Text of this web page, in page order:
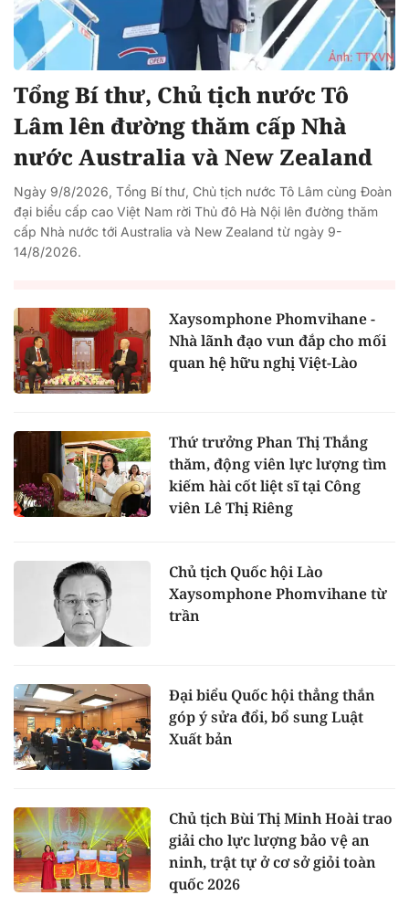
Tổng Bí thư, Chủ tịch nước Tô
Lâm lên đường thăm cấp Nhà
nước Australia và New Zealand
Ngày 9/8/2026, Tổng Bí thư, Chủ tịch nước Tô Lâm cùng Đoàn
đại biểu cấp cao Việt Nam rời Thủ đô Hà Nội lên đường thăm
cấp Nhà nước tới Australia và New Zealand từ ngày 9-
14/8/2026.
Xaysomphone Phomvihane -
Nhà lãnh đạo vun đắp cho mối
quan hệ hữu nghị Việt-Lào
Thứ trưởng Phan Thị Thắng
thăm, động viên lực lượng tìm
kiếm hài cốt liệt sĩ tại Công
viên Lê Thị Riêng
Chủ tịch Quốc hội Lào
Xaysomphone Phomvihane từ
trần
Đại biểu Quốc hội thẳng thắn
góp ý sửa đổi, bổ sung Luật
Xuất bản
Chủ tịch Bùi Thị Minh Hoài trao
giải cho lực lượng bảo vệ an
ninh, trật tự ở cơ sở giỏi toàn
quốc 2026